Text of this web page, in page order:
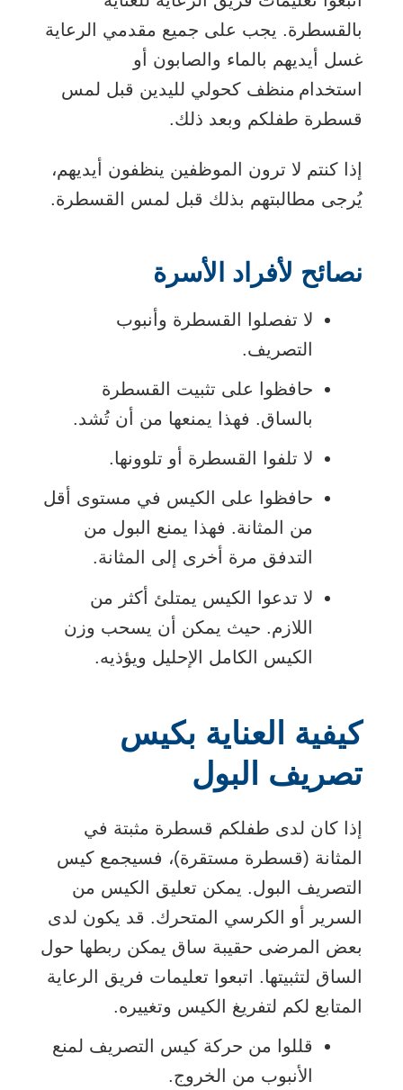
بالقسطرة. يجب على جميع مقدمي الرعاية
غسل أيديهم بالماء والصابون أو
استخدام منظف كحولي لليدين قبل لمس
قسطرة طفلكم وبعد ذلك.
إذا كنتم لا ترون الموظفين ينظفون أيديهم،
يُرجى مطالبتهم بذلك قبل لمس القسطرة.
نصائح لأفراد الأسرة
لا تفصلوا القسطرة وأنبوب
التصريف.
حافظوا على تثبيت القسطرة
بالساق. فهذا يمنعها من أن تُشد.
لا تلفوا القسطرة أو تلوونها.
حافظوا على الكيس في مستوى أقل
من المثانة. فهذا يمنع البول من
التدفق مرة أخرى إلى المثانة.
لا تدعوا الكيس يمتلئ أكثر من
اللازم. حيث يمكن أن يسحب وزن
الكيس الكامل الإحليل ويؤذيه.
كيفية العناية بكيس
تصريف البول
إذا كان لدى طفلكم قسطرة مثبتة في
المثانة (قسطرة مستقرة)، فسيجمع كيس
التصريف البول. يمكن تعليق الكيس من
السرير أو الكرسي المتحرك. قد يكون لدى
بعض المرضى حقيبة ساق يمكن ربطها حول
الساق لتثبيتها. اتبعوا تعليمات فريق الرعاية
المتابع لكم لتفريغ الكيس وتغييره.
قللوا من حركة كيس التصريف لمنع
الأنبوب من الخروج.